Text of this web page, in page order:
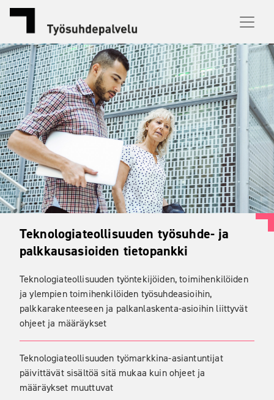
Teknologiateollisuuden työsuhde- ja
palkkausasioiden tietopankki
Teknologiateollisuuden työntekijöiden, toimihenkilöiden
ja ylempien toimihenkilöiden työsuhdeasioihin,
palkkarakenteeseen ja palkanlaskenta-asioihin liittyvät
ohjeet ja määräykset
Teknologiateollisuuden työmarkkina-asiantuntijat
päivittävät sisältöä sitä mukaa kuin ohjeet ja
määräykset muuttuvat